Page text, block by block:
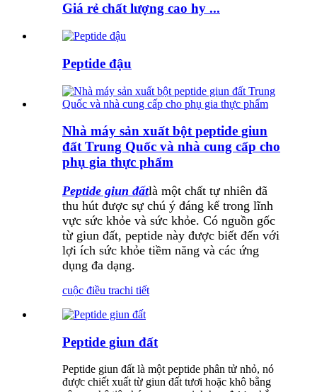
Giá rẻ chất lượng cao hy ...
Peptide đậu
Nhà máy sản xuất bột peptide giun
đất Trung Quốc và nhà cung cấp cho
phụ gia thực phẩm
Peptide giun đấtlà một chất tự nhiên đã
thu hút được sự chú ý đáng kể trong lĩnh
vực sức khỏe và sức khỏe. Có nguồn gốc
từ giun đất, peptide này được biết đến với
lợi ích sức khỏe tiềm năng và các ứng
dụng đa dạng.
cuộc điều trachi tiết
Peptide giun đất
Peptide giun đất là một peptide phân tử nhỏ, nó
được chiết xuất từ ​​giun đất tươi hoặc khô bằng